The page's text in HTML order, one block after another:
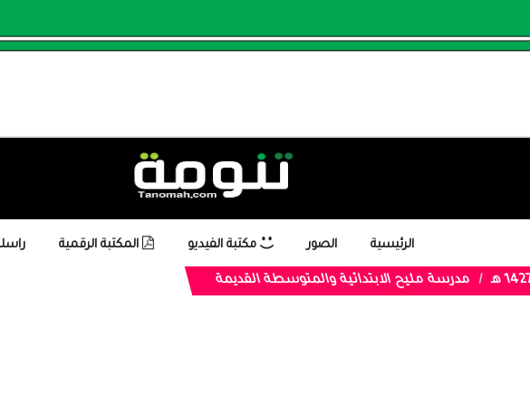
الرئيسية الصور مكتبة الفيديو المكتبة الرقمية
مدرسة مليح الابتدائية والمتوسطة القديمة